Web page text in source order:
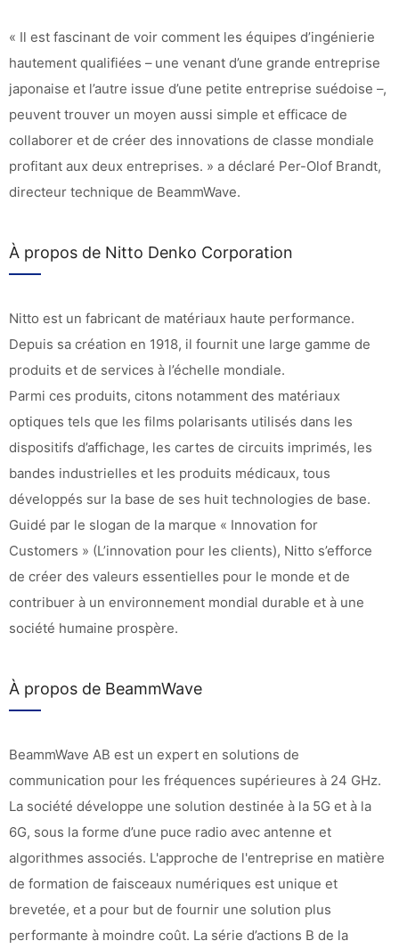
« Il est fascinant de voir comment les équipes d’ingénierie
hautement qualifiées – une venant d’une grande entreprise
japonaise et l’autre issue d’une petite entreprise suédoise –,
peuvent trouver un moyen aussi simple et efficace de
collaborer et de créer des innovations de classe mondiale
profitant aux deux entreprises. » a déclaré Per-Olof Brandt,
directeur technique de BeammWave.
À propos de Nitto Denko Corporation
Nitto est un fabricant de matériaux haute performance.
Depuis sa création en 1918, il fournit une large gamme de
produits et de services à l’échelle mondiale.
Parmi ces produits, citons notamment des matériaux
optiques tels que les films polarisants utilisés dans les
dispositifs d’affichage, les cartes de circuits imprimés, les
bandes industrielles et les produits médicaux, tous
développés sur la base de ses huit technologies de base.
Guidé par le slogan de la marque « Innovation for
Customers » (L’innovation pour les clients), Nitto s’efforce
de créer des valeurs essentielles pour le monde et de
contribuer à un environnement mondial durable et à une
société humaine prospère.
À propos de BeammWave
BeammWave AB est un expert en solutions de
communication pour les fréquences supérieures à 24 GHz.
La société développe une solution destinée à la 5G et à la
6G, sous la forme d’une puce radio avec antenne et
algorithmes associés. L'approche de l'entreprise en matière
de formation de faisceaux numériques est unique et
brevetée, et a pour but de fournir une solution plus
performante à moindre coût. La série d’actions B de la